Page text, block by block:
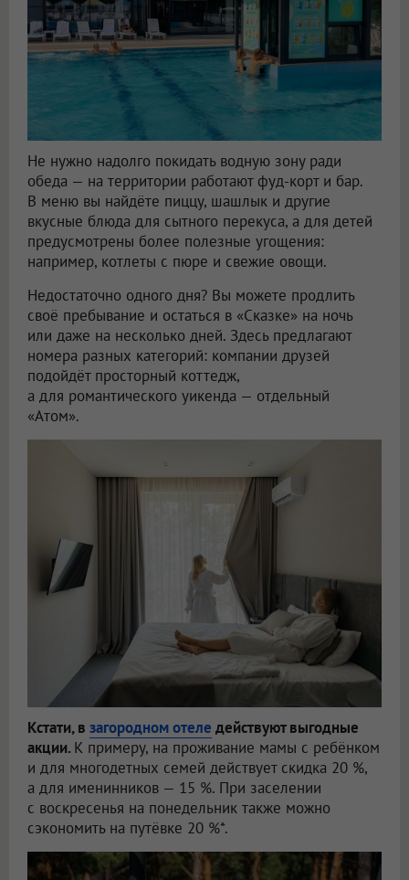
Не нужно надолго покидать водную зону ради
обеда — на территории работают фуд-корт и бар.
В меню вы найдёте пиццу, шашлык и другие
вкусные блюда для сытного перекуса, а для детей
предусмотрены более полезные угощения:
например, котлеты с пюре и свежие овощи.
Недостаточно одного дня? Вы можете продлить
своё пребывание и остаться в «Сказке» на ночь
или даже на несколько дней. Здесь предлагают
номера разных категорий: компании друзей
подойдёт просторный коттедж,
а для романтического уикенда — отдельный
«Атом».
Кстати, в загородном отеле действуют выгодные
акции. К примеру, на проживание мамы с ребёнком
и для многодетных семей действует скидка 20 %,
а для именинников — 15 %. При заселении
с воскресенья на понедельник также можно
сэкономить на путёвке 20 %*.